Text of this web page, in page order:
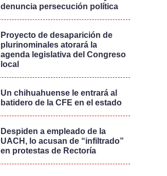
denuncia persecución política
Proyecto de desaparición de
plurinominales atorará la
agenda legislativa del Congreso
local
Un chihuahuense le entrará al
batidero de la CFE en el estado
Despiden a empleado de la
UACH, lo acusan de “infiltrado”
en protestas de Rectoría